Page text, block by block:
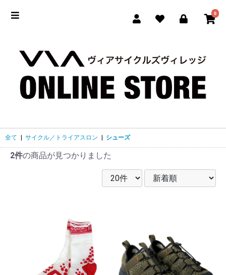
0
全て サイクル／トライアスロン シューズ
2件の商品が見つかりました